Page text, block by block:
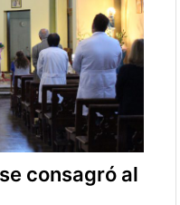
consagró al